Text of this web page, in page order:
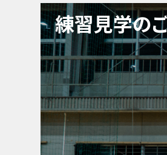
練習見学の